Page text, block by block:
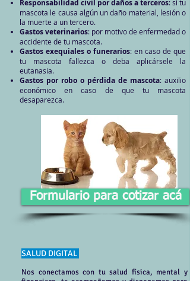
Responsabilidad civil por daños a terceros: si tu
mascota le causa algún un daño material, lesión o
la muerte a un tercero.
Gastos veterinarios: por motivo de enfermedad o
accidente de tu mascota.
Gastos exequiales o funerarios: en caso de que
tu mascota fallezca o deba aplicársele la
eutanasia.
Gastos por robo o pérdida de mascota: auxilio
económico en caso de que tu mascota
desaparezca.​
Formulario para cotizar acá
SALUD DIGITAL
Nos conectamos con tu salud física, mental y